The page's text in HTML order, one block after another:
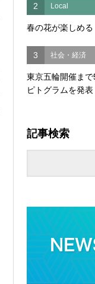
2 Local
春の花が楽しめ
3 社会・経済
東京五輪開催ま
ピトグラムを発表
記事検索